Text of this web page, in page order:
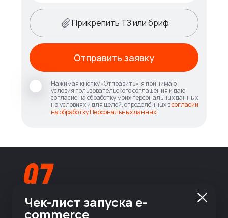
Прикрепить ТЗ или бриф
Нажимая кнопку «Отправить», я принимаю
условия пользовательского соглашения и даю
согласие на обработку моих персональных данных
на условиях и для целей, определённых всогласии
на обработку Персональных данных
Отправить заявку
Чек-лист запуска e-
commerce